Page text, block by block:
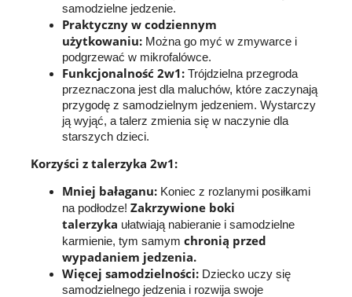
samodzielne jedzenie.
Praktyczny w codziennym
użytkowaniu: Można go myć w zmywarce i
podgrzewać w mikrofalówce.
Funkcjonalność 2w1: Trójdzielna przegroda
przeznaczona jest dla maluchów, które zaczynają
przygodę z samodzielnym jedzeniem. Wystarczy
ją wyjąć, a talerz zmienia się w naczynie dla
starszych dzieci.
Korzyści z talerzyka 2w1:
Mniej bałaganu: Koniec z rozlanymi posiłkami
na podłodze! Zakrzywione boki
talerzyka ułatwiają nabieranie i samodzielne
karmienie, tym samym chronią przed
wypadaniem jedzenia.
Więcej samodzielności: Dziecko uczy się
samodzielnego jedzenia i rozwija swoje